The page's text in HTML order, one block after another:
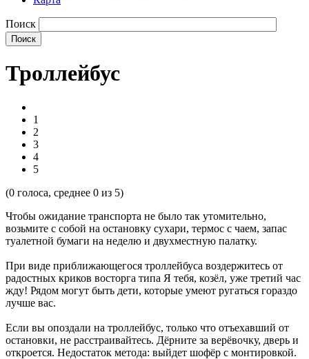
Поиск
Троллейбус
1
2
3
4
5
(0 голоса, среднее 0 из 5)
Чтобы ожидание транспорта не было так утомительно,
возьмите с собой на остановку сухари, термос с чаем, запас
туалетной бумаги на неделю и двухместную палатку.
При виде приближающегося троллейбуса воздержитесь от
радостных криков восторга типа Я тебя, козёл, уже третий час
жду! Рядом могут быть дети, которые умеют ругаться гораздо
лучше вас.
Если вы опоздали на троллейбус, только что отъехавший от
остановки, не расстраивайтесь. Дёрните за верёвочку, дверь и
откроется. Недостаток метода: выйдет шофёр с монтировкой.